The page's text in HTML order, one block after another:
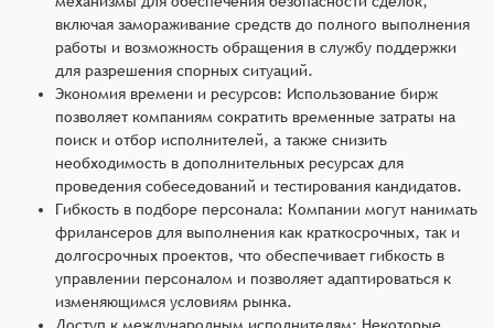
включая замораживание средств до полного выполнения
работы и возможность обращения в службу поддержки
для разрешения спорных ситуаций.
Экономия времени и ресурсов: Использование бирж
позволяет компаниям сократить временные затраты на
поиск и отбор исполнителей, а также снизить
необходимость в дополнительных ресурсах для
проведения собеседований и тестирования кандидатов.
Гибкость в подборе персонала: Компании могут нанимать
фрилансеров для выполнения как краткосрочных, так и
долгосрочных проектов, что обеспечивает гибкость в
управлении персоналом и позволяет адаптироваться к
изменяющимся условиям рынка.